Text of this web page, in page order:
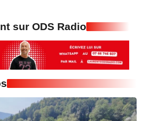
sur ODS Radio